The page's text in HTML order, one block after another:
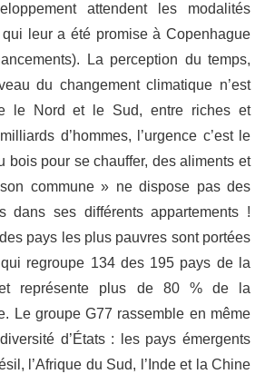
attendent les modalités
qui leur a été promise à Copenhague
La perception du temps,
du changement climatique n’est
le Nord et le Sud, entre riches et
d’hommes, l’urgence c’est le
bois pour se chauffer, des aliments et
commune » ne dispose pas des
dans ses différents appartements !
pays les plus pauvres sont portées
regroupe 134 des 195 pays de la
et représente plus de 80 % de la
Le groupe G77 rassemble en même
d’États : les pays émergents
l’Afrique du Sud, l’Inde et la Chine